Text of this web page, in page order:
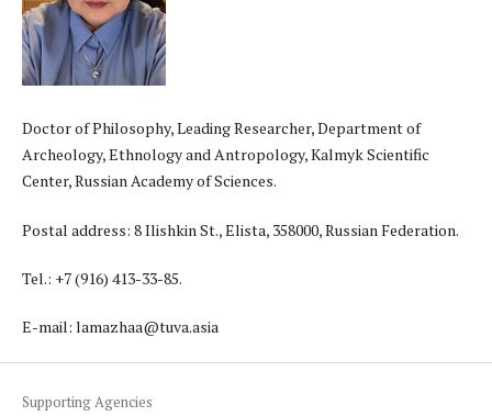
Doctor of Philosophy, Leading Researcher, Department of
Archeology, Ethnology and Antropology, Kalmyk Scientific
Center, Russian Academy of Sciences.
Postal address: 8 Ilishkin St., Elista, 358000, Russian Federation.
Tel.: +7 (916) 413-33-85.
E-mail: lamazhaa@tuva.asia
Supporting Agencies